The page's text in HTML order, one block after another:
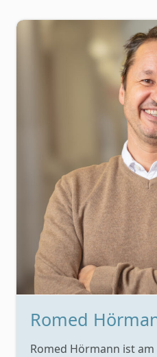
Romed
Romed Hörmann ist